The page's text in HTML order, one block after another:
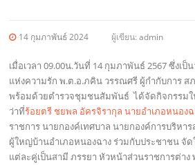
14 กุมภาพันธ์ 2024 ผู้เขียน:admin
เมื่อเวลา 09.00น.วันที่ 14 กุมภาพันธ์ 2567 ซึ่งเ
แห่งความรัก พ.ต.อ.ภคิน วรรณศรี ผู้กำกับการ ส
พร้อมด้วยตำรวจชุมชนสัมพันธ์ ได้จัดกิจกรรม
ว่าที่ร้อยตรี ชยพล อัครจิรากุล นายอำเภอหนอง
ราชการ นายกองค์เทศบาล นายกองค์การบริหา
ผู้ใหญ่บ้านอำเภอหนองฉาง ร่วมกับประชาชน จั
แต่ละคู่เป็นสามี ภรรยา หัวหน้าส่วนราชการต่า